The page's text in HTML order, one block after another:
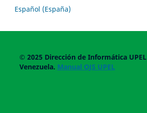
Español (España)
© 2025 Dirección de Informática UPEL
Venezuela. Manual OJS UPEL